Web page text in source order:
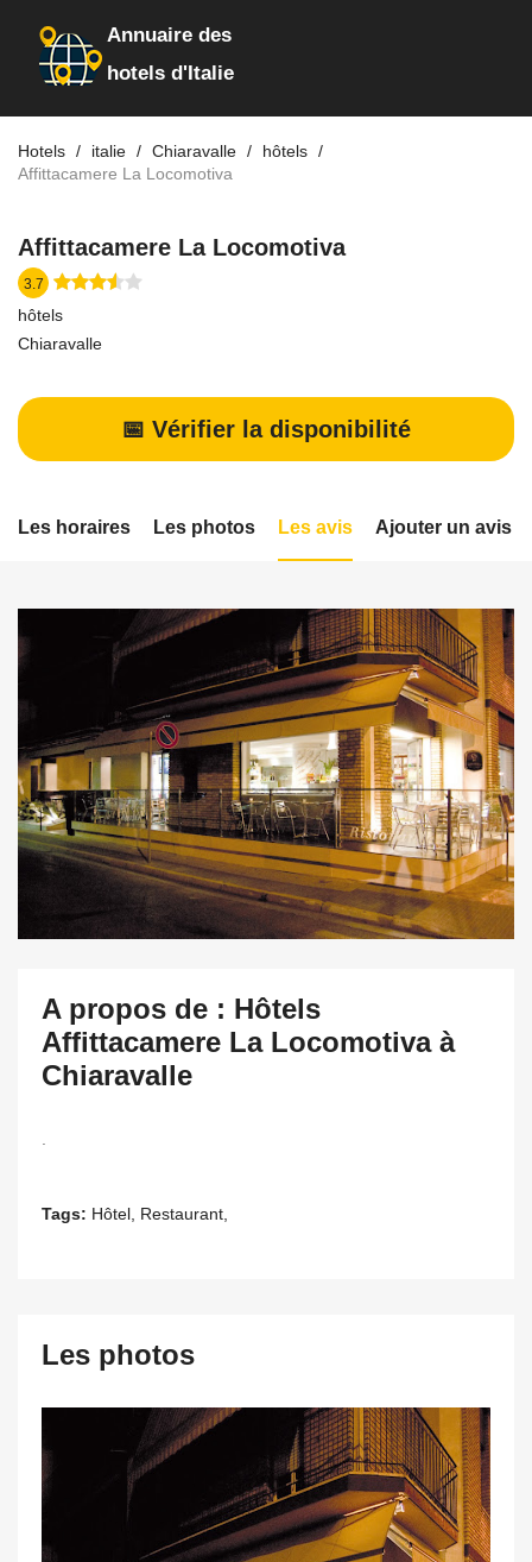
Annuaire des
hotels d'Italie
Hotels italie Chiaravalle
hôtels
Affittacamere La Locomotiva
Affittacamere La Locomotiva
3.7
hôtels
Chiaravalle
📅 Vérifier la disponibilité
Les horaires Les photos Les avis Ajouter un avis
A propos de : Hôtels
Affittacamere La Locomotiva à
Chiaravalle
Tags: Hôtel, Restaurant,
Les photos